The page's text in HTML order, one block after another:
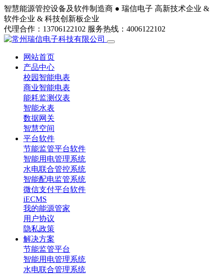
智慧能源管控设备及软件制造商 ● 瑞信电子 高新技术企业 &
软件企业 & 科技创新板企业
代理合作：13706122102 服务热线：4006122102
网站首页
产品中心
校园智能电表
商业智能电表
能耗监测仪表
智能水表
数据网关
智慧空间
平台软件
节能监管平台软件
智能用电管理系统
水电联合管控系统
智能配电监管系统
微信支付平台软件
iECMS
我的能源管家
用户协议
隐私政策
解决方案
节能监管平台
智能用电管理系统
水电联合管理系统